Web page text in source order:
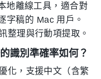
地離線工具，適合對
字稿的 Mac 用戶。
整理與行動項提取。
識別準確率如何？
化，支援中文（含繁